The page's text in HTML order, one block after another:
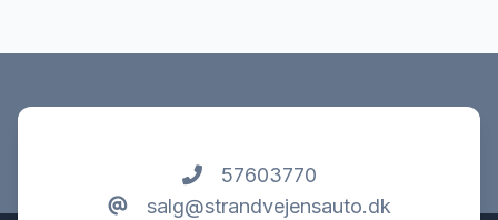
57603770
salg@strandvejensauto.dk